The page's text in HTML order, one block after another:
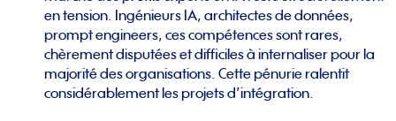
en tension. Ingénieurs IA, architectes de données,
prompt engineers, ces compétences sont rares,
chèrement disputées et difficiles à internaliser pour la
majorité des organisations. Cette pénurie ralentit
considérablement les projets d’intégration.